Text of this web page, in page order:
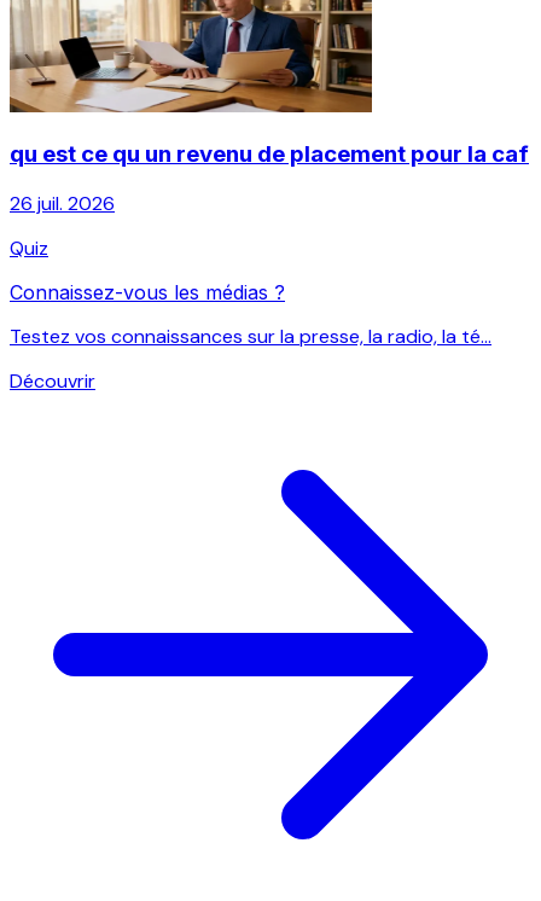
qu est ce qu un revenu de placement pour la caf
26 juil. 2026
Quiz
Connaissez-vous les médias ?
Testez vos connaissances sur la presse, la radio, la té...
Découvrir